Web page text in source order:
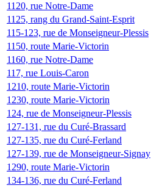
1120, rue Notre-Dame
1125, rang du Grand-Saint-Esprit
115-123, rue de Monseigneur-Plessis
1150, route Marie-Victorin
1160, rue Notre-Dame
117, rue Louis-Caron
1210, route Marie-Victorin
1230, route Marie-Victorin
124, rue de Monseigneur-Plessis
127-131, rue du Curé-Brassard
127-135, rue du Curé-Ferland
127-139, rue de Monseigneur-Signay
1290, route Marie-Victorin
134-136, rue du Curé-Ferland